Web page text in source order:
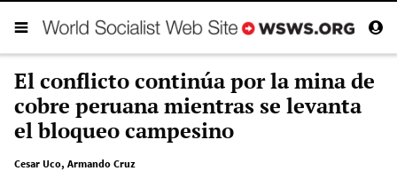
El conflicto continúa por la mina de
cobre peruana mientras se levanta
el bloqueo campesino
Cesar Uco, Armando Cruz